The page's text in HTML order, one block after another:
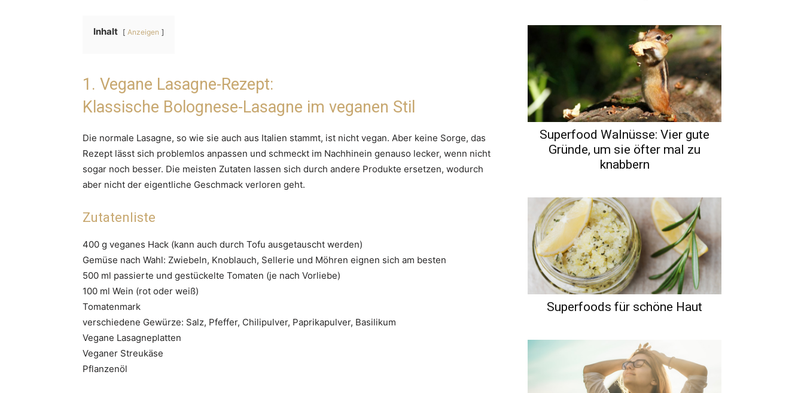
Inhalt Anzeigen
1. Vegane Lasagne-Rezept:
Klassische Bolognese-Lasagne im veganen Stil
Die normale Lasagne, so wie sie auch aus Italien stammt, ist nicht vegan. Aber keine Sorge, das
Rezept lässt sich problemlos anpassen und schmeckt im Nachhinein genauso lecker, wenn nicht
sogar noch besser. Die meisten Zutaten lassen sich durch andere Produkte ersetzen, wodurch
aber nicht der eigentliche Geschmack verloren geht.
Zutatenliste
400 g veganes Hack (kann auch durch Tofu ausgetauscht werden)
Gemüse nach Wahl: Zwiebeln, Knoblauch, Sellerie und Möhren eignen sich am besten
500 ml passierte und gestückelte Tomaten (je nach Vorliebe)
100 ml Wein (rot oder weiß)
Tomatenmark
verschiedene Gewürze: Salz, Pfeffer, Chilipulver, Paprikapulver, Basilikum
Vegane Lasagneplatten
Veganer Streukäse
Pflanzenöl
Superfood Walnüsse: Vier gute
Gründe, um sie öfter mal zu
knabbern
Superfoods für schöne Haut